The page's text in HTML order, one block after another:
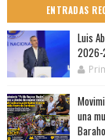
ENTRADAS
Luis
2026-
una